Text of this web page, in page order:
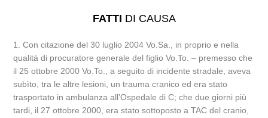
FATTI DI CAUSA
1. Con citazione del 30 luglio 2004 Vo.Sa., in proprio e nella
qualità di procuratore generale del figlio Vo.To. – premesso che
il 25 ottobre 2000 Vo.To., a seguito di incidente stradale, aveva
subìto, tra le altre lesioni, un trauma cranico ed era stato
trasportato in ambulanza all’Ospedale di C; che due giorni più
tardi, il 27 ottobre 2000, era stato sottoposto a TAC del cranio,